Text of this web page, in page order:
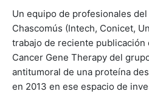
Un equipo de profesionales
Chascomús (Intech, Conicet,
trabajo de reciente
Cancer Gene Therapy del
antitumoral de una proteína
en 2013 en ese espacio de